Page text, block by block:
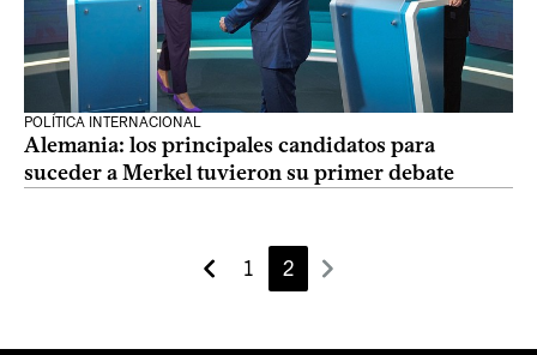
POLÍTICA INTERNACIONAL
Alemania: los principales candidatos para
suceder a Merkel tuvieron su primer debate
1 2